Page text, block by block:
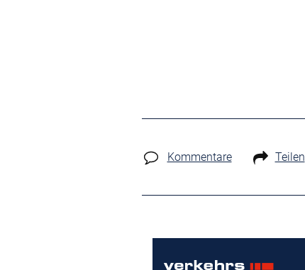
Kommentare Teilen